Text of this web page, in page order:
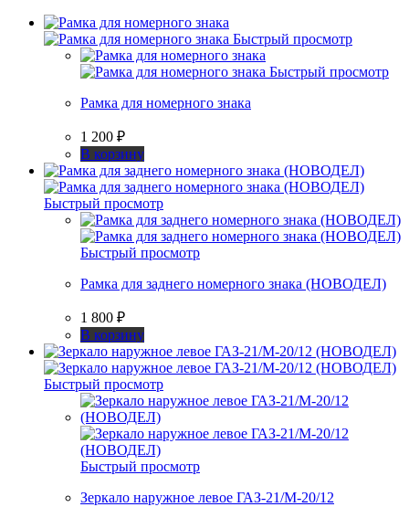
Быстрый просмотр
Быстрый просмотр
Рамка для номерного знака
1 200 ₽
В корзину
Быстрый просмотр
Быстрый просмотр
Рамка для заднего номерного знака (НОВОДЕЛ)
1 800 ₽
В корзину
Быстрый просмотр
Быстрый просмотр
Зеркало наружное левое ГАЗ-21/М-20/12